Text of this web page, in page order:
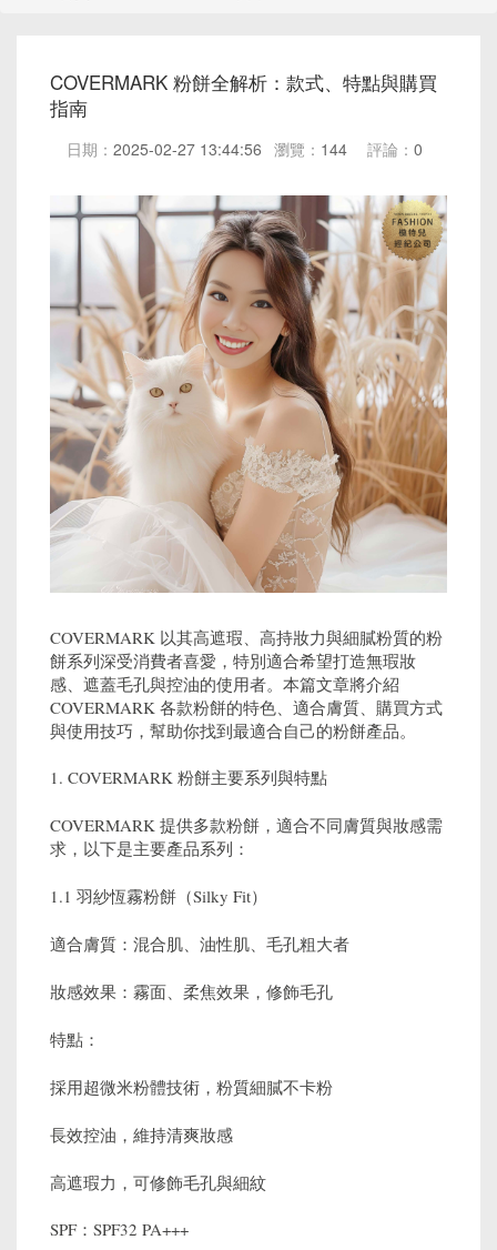
COVERMARK 粉餅全解析：款式、特點與購買
指南
日期： 2025-02-27 13:44:56 瀏覽： 144 評論： 0
COVERMARK 以其高遮瑕、高持妝力與細膩粉質的粉
餅系列深受消費者喜愛，特別適合希望打造無瑕妝
感、遮蓋毛孔與控油的使用者。本篇文章將介紹
COVERMARK 各款粉餅的特色、適合膚質、購買方式
與使用技巧，幫助你找到最適合自己的粉餅產品。
1. COVERMARK 粉餅主要系列與特點
COVERMARK 提供多款粉餅，適合不同膚質與妝感需
求，以下是主要產品系列：
1.1 羽紗恆霧粉餅（Silky Fit）
適合膚質：混合肌、油性肌、毛孔粗大者
妝感效果：霧面、柔焦效果，修飾毛孔
特點：
採用超微米粉體技術，粉質細膩不卡粉
長效控油，維持清爽妝感
高遮瑕力，可修飾毛孔與細紋
SPF：SPF32 PA+++